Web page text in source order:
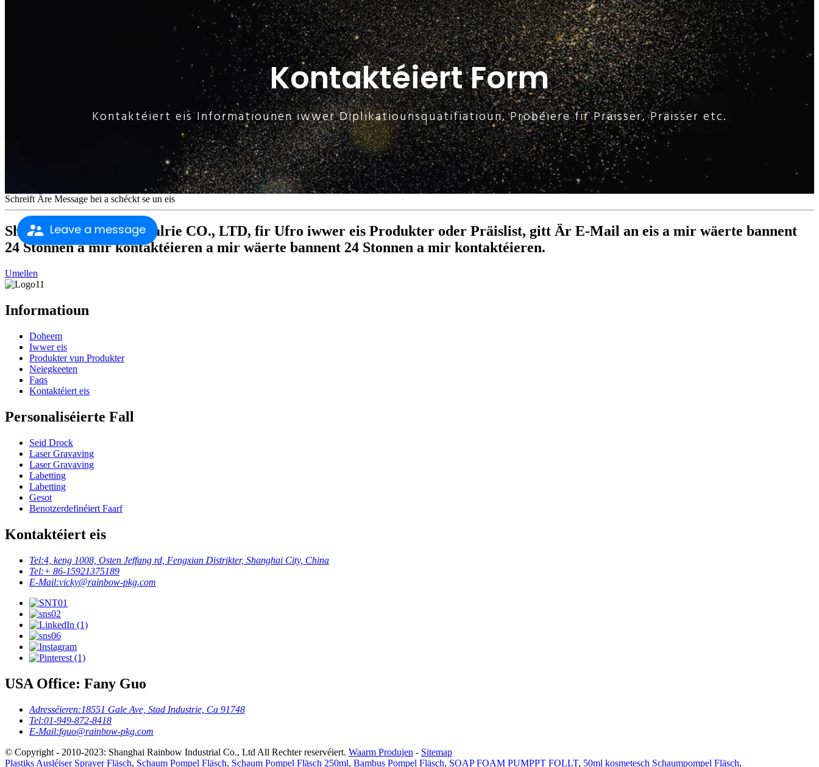
Leave a message
Kontaktéiert Form
Kontaktéiert eis Informatiounen iwwer Diplikatiounsquatifiatioun, Probéiere fir Präisser, Präisser etc.
Schreift Äre Message hei a schéckt se un eis
Shanghai Regenbog Indalrie CO., LTD, fir Ufro iwwer eis Produkter oder Präislist, gitt Är E-Mail an eis a mir wäerte bannent
24 Stonnen a mir kontaktéieren a mir wäerte bannent 24 Stonnen a mir kontaktéieren.
Umellen
Informatioun
Doheem
Iwwer eis
Produkter vun Produkter
Neiegkeeten
Faqs
Kontaktéiert eis
Personaliséierte Fall
Seid Drock
Laser Gravaving
Laser Gravaving
Labetting
Labetting
Gesot
Benotzerdefinéiert Faarf
Kontaktéiert eis
Tel:4, keng 1008, Osten Jeffang rd, Fengxian Distrikter, Shanghai City, China
Tel:+ 86-15921375189
E-Mail:vicky@rainbow-pkg.com
USA Office: Fany Guo
Adresséieren:18551 Gale Ave, Stad Industrie, Ca 91748
Tel:01-949-872-8418
E-Mail:fguo@rainbow-pkg.com
© Copyright - 2010-2023: Shanghai Rainbow Industrial Co., Ltd All Rechter reservéiert. Waarm Produjen - Sitemap
Plastiks Ausléiser Sprayer Fläsch, Schaum Pompel Fläsch, Schaum Pompel Fläsch 250ml, Bambus Pompel Fläsch, SOAP FOAM PUMPPT FOLLT, 50ml kosmetesch Schaumpompel Fläsch,